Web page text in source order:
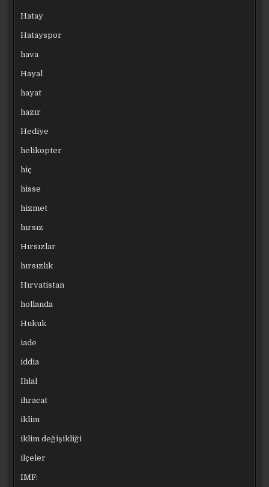
Hatay
Hatayspor
hava
Hayal
hayat
hazır
Hediye
helikopter
hiç
hisse
hizmet
hırsız
Hırsızlar
hırsızlık
Hırvatistan
hollanda
Hukuk
iade
iddia
Ihlal
ihracat
iklim
iklim değişikliği
ilçeler
IMF: